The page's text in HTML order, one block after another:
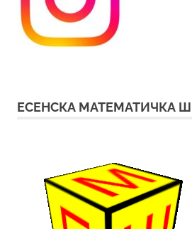
ЕСЕНСКА МАТЕМАТИЧКА